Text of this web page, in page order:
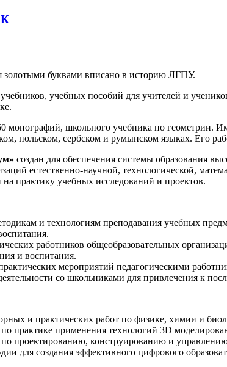
буквами вписано в историю ЛГПУ.
учебных пособий для учителей и
монографий, школьного учебника по геометрии.
польском, сербском и румынском языках. Его
создан для обеспечения системы образования
естественно-научной, технологической,
практику учебных исследований и проектов.
и технологиям преподавания учебных
работников общеобразовательных
и воспитания.
мероприятий педагогическими
со школьниками для привлечения к
и практических работ по физике, химии и
практике применения технологий 3D
по проектированию, конструированию и
для создания эффективного цифрового